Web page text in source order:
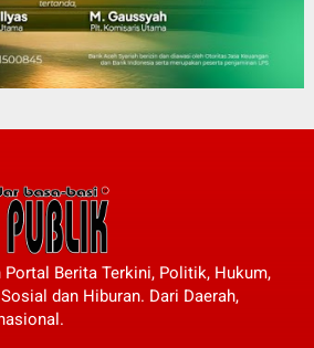
Berita Terkini, Politik, Hukum,
dan Hiburan. Dari Daerah,